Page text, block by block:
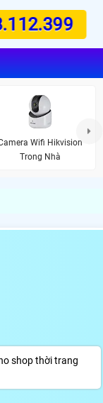
Wifi Hikvision
Trong Nhà
shop thời trang